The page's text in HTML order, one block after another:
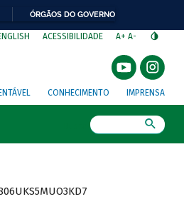
ÓRGÃOS DO GOVERNO
ACESSIBILIDADE A+ A-
CONHECIMENTO IMPRENSA